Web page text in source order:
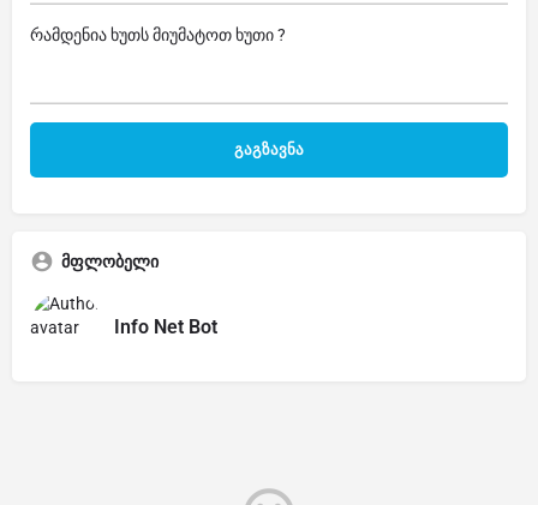
რამდენია ხუთს მიუმატოთ ხუთი ?
მფლობელი
Info Net Bot